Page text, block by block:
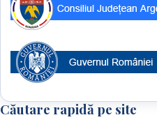
Căutare rapidă pe site